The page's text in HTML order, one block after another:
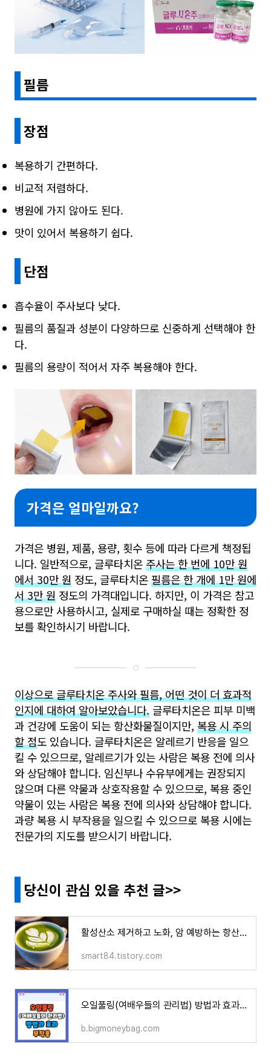
필름
장점
복용하기 간편하다.
비교적 저렴하다.
병원에 가지 않아도 된다.
맛이 있어서 복용하기 쉽다.
단점
흡수율이 주사보다 낮다.
필름의 품질과 성분이 다양하므로 신중하게 선택해야 한
다.
필름의 용량이 적어서 자주 복용해야 한다.
가격은 얼마일까요?
가격은 병원, 제품, 용량, 횟수 등에 따라 다르게 책정됩
니다. 일반적으로, 글루타치온주사는 한 번에 10만 원
에서 30만 원 정도, 글루타치온필름은 한 개에 1만 원에
서 3만 원 정도의 가격대입니다. 하지만, 이 가격은 참고
용으로만 사용하시고, 실제로 구매하실 때는 정확한 정
보를 확인하시기 바랍니다.
이상으로 글루타치온 주사와 필름, 어떤 것이 더 효과적
인지에 대하여 알아보았습니다. 글루타치온은 피부 미백
과 건강에 도움이 되는 항산화물질이지만, 복용 시 주의
할 점도 있습니다. 글루타치온은 알레르기 반응을 일으
킬 수 있으므로, 알레르기가 있는 사람은 복용 전에 의사
와 상담해야 합니다. 임신부나 수유부에게는 권장되지
않으며 다른 약물과 상호작용할 수 있으므로, 복용 중인
약물이 있는 사람은 복용 전에 의사와 상담해야 합니다.
과량 복용 시 부작용을 일으킬 수 있으므로 복용 시에는
전문가의 지도를 받으시기 바랍니다.
당신이 관심 있을 추천 글>>
활성산소 제거하고 노화, 암 예방하는 항산화 음식 BEST 5
smart84.tistory.com
오일풀링(여배우들의 관리법) 방법과 효과 및 부작용
b.bigmoneybag.com